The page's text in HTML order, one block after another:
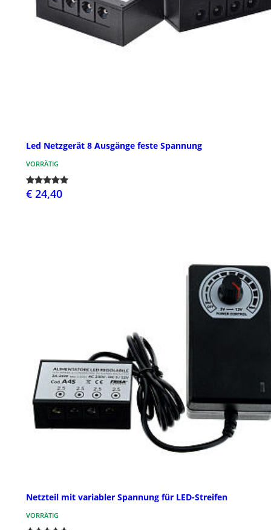
Led Netzgerät 8 Ausgänge feste Spannung
VORRÄTIG
€ 24,40
Netzteil mit variabler Spannung für LED-Streifen
VORRÄTIG